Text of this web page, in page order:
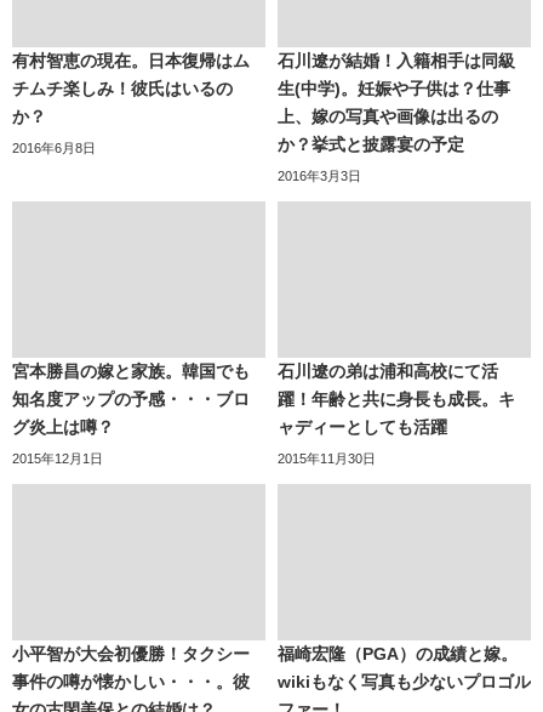
有村智恵の現在。日本復帰はム
チムチ楽しみ！彼氏はいるの
か？
2016年6月8日
石川遼が結婚！入籍相手は同級
生(中学)。妊娠や子供は？仕事
上、嫁の写真や画像は出るの
か？挙式と披露宴の予定
2016年3月3日
宮本勝昌の嫁と家族。韓国でも
知名度アップの予感・・・ブロ
グ炎上は噂？
2015年12月1日
石川遼の弟は浦和高校にて活
躍！年齢と共に身長も成長。キ
ャディーとしても活躍
2015年11月30日
小平智が大会初優勝！タクシー
事件の噂が懐かしい・・・。彼
福崎宏隆（PGA）の成績と嫁。
wikiもなく写真も少ないプロゴル